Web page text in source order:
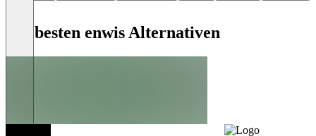
Die besten enwis Alternativen